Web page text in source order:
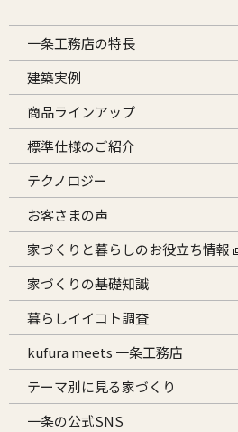
一条工務店の特長
建築実例
商品ラインアップ
標準仕様のご紹介
テクノロジー
お客さまの声
家づくりと暮らしのお役立ち情報
家づくりの基礎知識
暮らしイイコト調査
kufura meets 一条工務店
テーマ別に見る家づくり
一条の公式SNS